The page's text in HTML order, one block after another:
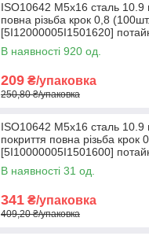
ISO10642 М5х16 сталь 10.9
повна різьба крок 0,8
[5I12000005I1501620]
В наявності 920 од.
209 ₴/упаковка
250,80 ₴/упаковка
ISO10642 М5х16 сталь 10.9
покриття повна різьба крок
[5I10000005I1501600]
В наявності 31 од.
341 ₴/упаковка
409,20 ₴/упаковка